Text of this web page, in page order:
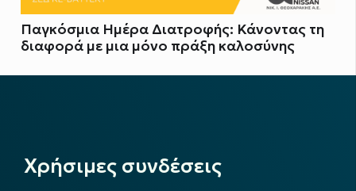
Παγκόσμια Ημέρα Διατροφής: Κάνοντας τη
διαφορά με μια μόνο πράξη καλοσύνης
Χρήσιμες συνδέσεις